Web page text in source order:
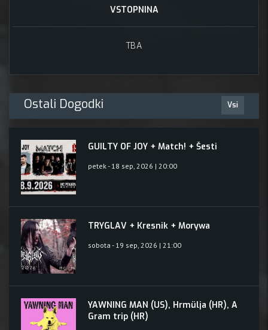
VSTOPNINA
TBA
Ostali Dogodki Vsi
GUILTY OF JOY + Match! + Šesti
petek - 18 sep, 2026 | 20:00
TRYGLAV + Kresnik + Morywa
sobota - 19 sep, 2026 | 21:00
YAWNING MAN (US), Hrmülja (HR), A
Gram trip (HR)